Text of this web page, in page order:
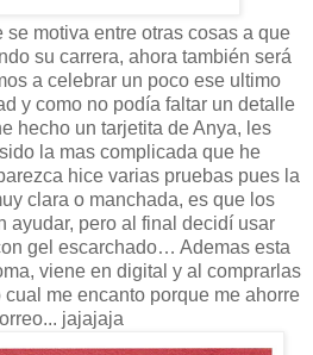
se motiva entre otras cosas a que
su carrera, ahora también será
a celebrar un poco ese ultimo
y como no podía faltar un detalle
hecho un tarjetita de Anya, les
la mas complicada que he
hice varias pruebas pues la
clara o manchada, es que los
ayudar, pero al final decidí usar
gel escarchado… Ademas esta
viene en digital y al comprarlas
cual me encanto porque me ahorre
jajajaja